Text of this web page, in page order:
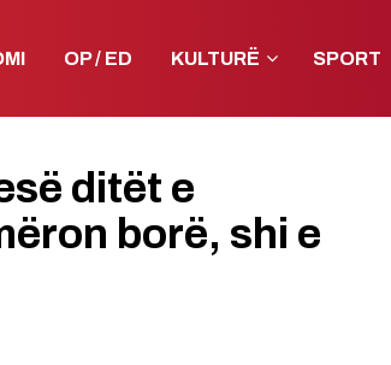
OP / ED KULTURË SPORT
ditët e
borë, shi e